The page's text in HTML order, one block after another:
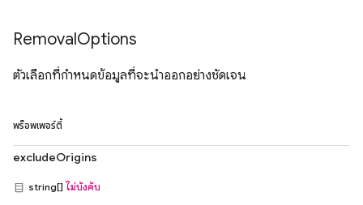
RemovalOptions
ตัวเลือกที่กำหนดข้อมูลที่จะนำออกอย่างชัดเจน
พร็อพเพอร์ตี้
excludeOrigins
string[] ไม่บังคับ